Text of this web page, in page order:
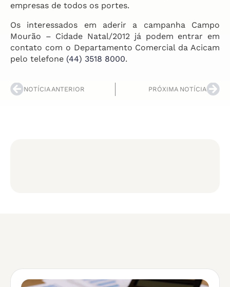
empresas de todos os portes.
Os interessados em aderir a campanha Campo
Mourão – Cidade Natal/2012 já podem entrar em
contato com o Departamento Comercial da Acicam
pelo telefone (44) 3518 8000.
NOTÍCIA ANTERIOR PRÓXIMA NOTÍCIA